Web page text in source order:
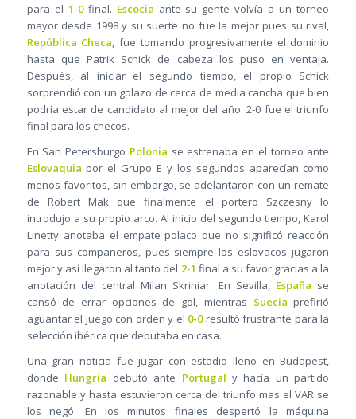
para el 1-0final. Escocia ante su gente volvía a un torneo
mayor desde 1998 y su suerte no fue la mejor pues su rival,
República Checa , fue tomando progresivamente el dominio
hasta que Patrik Schick de cabeza los puso en ventaja.
Después, al iniciar el segundo tiempo, el propio Schick
sorprendió con un golazo de cerca de media cancha que bien
podría estar de candidato al mejor del año. 2-0 fue el triunfo
final para los checos.
En San Petersburgo Polonia se estrenaba en el torneo ante
Eslovaquia por el Grupo E y los segundos aparecían como
menos favoritos, sin embargo, se adelantaron con un remate
de Robert Mak que finalmente el portero Szczesny lo
introdujo a su propio arco. Al inicio del segundo tiempo, Karol
Linetty anotaba el empate polaco que no significó reacción
para sus compañeros, pues siempre los eslovacos jugaron
mejor y así llegaron al tanto del 2-1 final a su favor gracias a la
anotación del central Milan Skriniar. En Sevilla, España se
cansó de errar opciones de gol, mientras Suecia prefirió
aguantar el juego con orden y el 0-0resultó frustrante para la
selección ibérica que debutaba en casa.
Una gran noticia fue jugar con estadio lleno en Budapest,
donde Hungría debutó ante Portugal y hacía un partido
razonable y hasta estuvieron cerca del triunfo mas el VAR se
los negó. En los minutos finales despertó la máquina